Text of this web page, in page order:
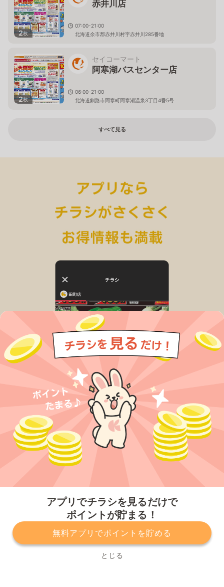
アプリでチラシを見るだけで
ポイントが貯まる！
無料アプリでポイントを貯める
とじる
2枚
赤井川店
07:00-21:00
北海道余市郡赤井川村字赤井川285番地
2枚
セイコーマート
阿寒湖バスセンター店
06:00-21:00
北海道釧路市阿寒町阿寒湖温泉3丁目4番5号
すべて見る
プライバシーポリシー 利用規約
運営会社
サービスに関してのお問い合わせ